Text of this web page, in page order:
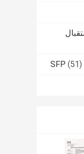
(51)